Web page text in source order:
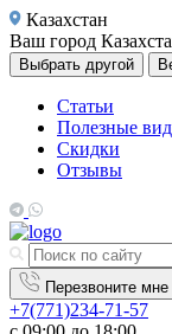
Казахстан
Ваш город
Выбрать другой
Статьи
Полезные
Скидки
Отзывы
Перезвоните мне
+7(771)234-71-57